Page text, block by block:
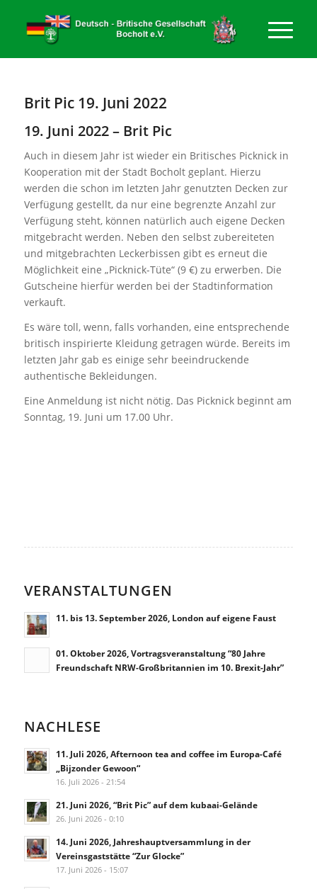
Brit Pic 19. Juni 2022
19. Juni 2022 – Brit Pic
Auch in diesem Jahr ist wieder ein Britisches Picknick in
Kooperation mit der Stadt Bocholt geplant. Hierzu
werden die schon im letzten Jahr genutzten Decken zur
Verfügung gestellt, da nur eine begrenzte Anzahl zur
Verfügung steht, können natürlich auch eigene Decken
mitgebracht werden. Neben den selbst zubereiteten
und mitgebrachten Leckerbissen gibt es erneut die
Möglichkeit eine „Picknick-Tüte“ (9 €) zu erwerben. Die
Gutscheine hierfür werden bei der Stadtinformation
verkauft.
Es wäre toll, wenn, falls vorhanden, eine entsprechende
britisch inspirierte Kleidung getragen würde. Bereits im
letzten Jahr gab es einige sehr beeindruckende
authentische Bekleidungen.
Eine Anmeldung ist nicht nötig. Das Picknick beginnt am
Sonntag, 19. Juni um 17.00 Uhr.
VERANSTALTUNGEN
11. bis 13. September 2026, London auf eigene Faust
01. Oktober 2026, Vortragsveranstaltung “80 Jahre
Freundschaft NRW-Großbritannien im 10. Brexit-Jahr”
NACHLESE
11. Juli 2026, Afternoon tea and coffee im Europa-Café
„Bijzonder Gewoon“
16. Juli 2026 - 21:54
21. Juni 2026, “Brit Pic” auf dem kubaai-Gelände
26. Juni 2026 - 0:10
14. Juni 2026, Jahreshauptversammlung in der
Vereinsgaststätte “Zur Glocke”
17. Juni 2026 - 15:07